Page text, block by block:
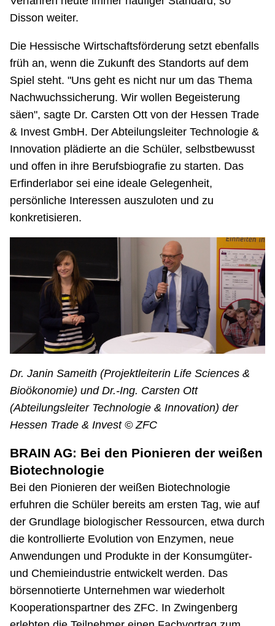
Disson weiter.
Die Hessische Wirtschaftsförderung setzt ebenfalls
früh an, wenn die Zukunft des Standorts auf dem
Spiel steht. "Uns geht es nicht nur um das Thema
Nachwuchssicherung. Wir wollen Begeisterung
säen", sagte Dr. Carsten Ott von der Hessen Trade
& Invest GmbH. Der Abteilungsleiter Technologie &
Innovation plädierte an die Schüler, selbstbewusst
und offen in ihre Berufsbiografie zu starten. Das
Erfinderlabor sei eine ideale Gelegenheit,
persönliche Interessen auszuloten und zu
konkretisieren.
Dr. Janin Sameith (Projektleiterin Life Sciences &
Bioökonomie) und Dr.-Ing. Carsten Ott
(Abteilungsleiter Technologie & Innovation) der
Hessen Trade & Invest © ZFC
BRAIN AG: Bei den Pionieren der weißen
Biotechnologie
Bei den Pionieren der weißen Biotechnologie
erfuhren die Schüler bereits am ersten Tag, wie auf
der Grundlage biologischer Ressourcen, etwa durch
die kontrollierte Evolution von Enzymen, neue
Anwendungen und Produkte in der Konsumgüter-
und Chemieindustrie entwickelt werden. Das
börsennotierte Unternehmen war wiederholt
Kooperationspartner des ZFC. In Zwingenberg